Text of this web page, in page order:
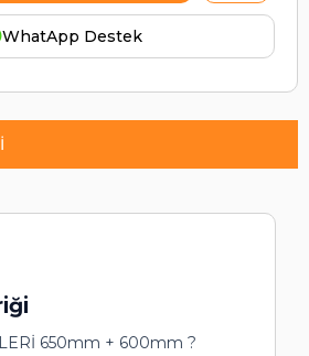
WhatApp Destek
650mm + 600mm ?